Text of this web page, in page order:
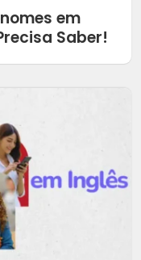
em
Saber!